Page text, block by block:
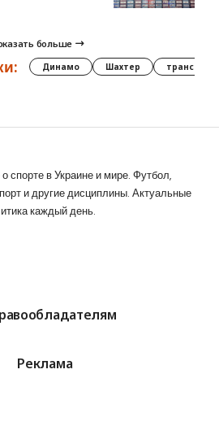
больше
Динамо Шахтер трансферы
спорте в Украине и мире. Футбол,
и другие дисциплины. Актуальные
каждый день.
Реклама